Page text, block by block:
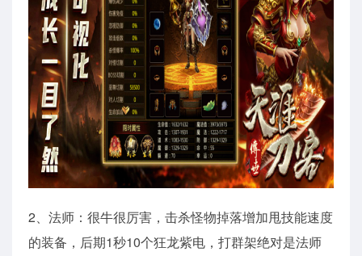
2、法师：很牛很厉害，击杀怪物掉落增加甩技能速度
的装备，后期1秒10个狂龙紫电，打群架绝对是法师